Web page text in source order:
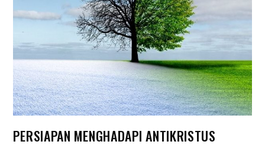
PERSIAPAN MENGHADAPI ANTIKRISTUS